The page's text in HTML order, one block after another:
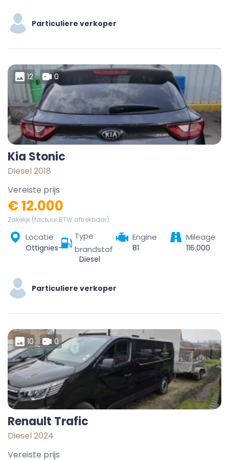
Particuliere verkoper
12 0
Kia Stonic
Diesel 2018
Vereiste prijs
€ 12.000
Zakelijk (factuur BTW aftrekbaar)
Locatie
Ottignies-Louvain-la-Neuve, Nivelles, Walloon Brabant, Wallonia, Belgium
Type
brandstof
Diesel
Engine
81
Mileage
116.000
Particuliere verkoper
10 0
Renault Trafic
Diesel 2024
Vereiste prijs